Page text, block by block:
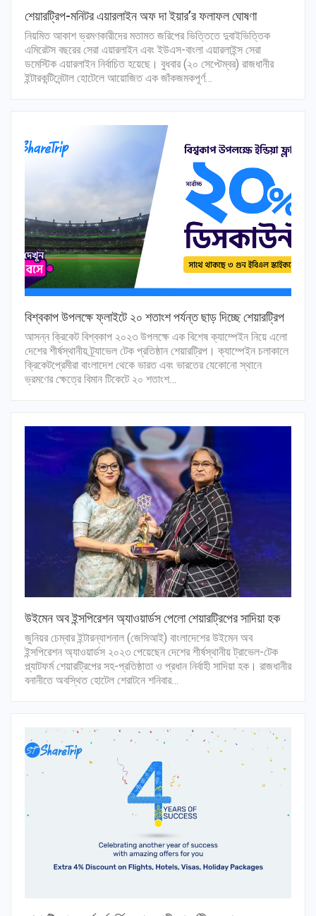
শেয়ারট্রিপ-মনিটর এয়ারলাইন অফ দা ইয়ার’র ফলাফল ঘোষণা
নিয়মিত আকাশ ভ্রমণকারীদের মতামত জরিপের ভিত্তিতে দুবাইভিত্তিক
এমিরেটস বছরের সেরা এয়ারলাইন এবং ইউএস-বাংলা এয়ারলাইন্স সেরা
ডমেস্টিক এয়ারলাইন নির্বাচিত হয়েছে। বুধবার (২০ সেপ্টেম্বর) রাজধানীর
ইন্টারকন্টিনেন্টাল হোটেলে আয়োজিত এক জাঁকজমকপূর্ণ…
বিশ্বকাপ উপলক্ষে ফ্লাইটে ২০ শতাংশ পর্যন্ত ছাড় দিচ্ছে শেয়ারট্রিপ
আসন্ন ক্রিকেট বিশ্বকাপ ২০২৩ উপলক্ষে এক বিশেষ ক্যাম্পেইন নিয়ে এলো
দেশের শীর্ষস্থানীয় ট্র্যাভেল টেক প্রতিষ্ঠান শেয়ারট্রিপ। ক্যাম্পেইন চলাকালে
ক্রিকেটপ্রেমীরা বাংলাদেশ থেকে ভারত এবং ভারতের যেকোনো স্থানে
ভ্রমণের ক্ষেত্রে বিমান টিকেটে ২০ শতাংশ…
উইমেন অব ইন্সপিরেশন অ্যাওয়ার্ডস পেলো শেয়ারট্রিপের সাদিয়া হক
জুনিয়র চেম্বার ইন্টারন্যাশনাল (জেসিআই) বাংলাদেশের উইমেন অব
ইন্সপিরেশন অ্যাওয়ার্ডস ২০২৩ পেয়েছেন দেশের শীর্ষস্থানীয় ট্রাভেল-টেক
প্ল্যাটফর্ম শেয়ারট্রিপের সহ-প্রতিষ্ঠাতা ও প্রধান নির্বাহী সাদিয়া হক। রাজধানীর
বনানীতে অবস্থিত হোটেল শেরাটনে শনিবার…